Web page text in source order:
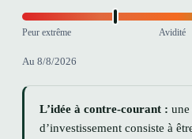
Peur extrême Avidité
Au 8/8/2026
L’idée à contre-courant :
d’investissement consiste à